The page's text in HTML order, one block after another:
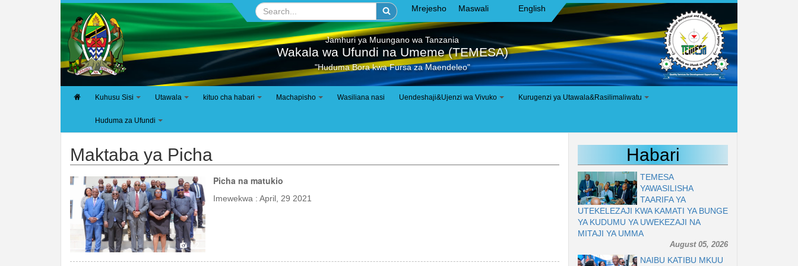
English
Maswali
Mrejesho
Jamhuri ya Muungano wa Tanzania
Wakala wa Ufundi na Umeme (TEMESA)
"Huduma Bora kwa Fursa za Maendeleo"
Kuhusu Sisi Utawala kituo cha habari Machapisho Wasiliana nasi Uendeshaji&Ujenzi wa Vivuko Kurugenzi ya Utawala&Rasilimaliwatu
+
Huduma za Ufundi
Maktaba ya Picha
12
Picha na matukio
Imewekwa : April, 29 2021
Habari
TEMESA
YAWASILISHA
TAARIFA YA
UTEKELEZAJI KWA KAMATI YA BUNGE
YA KUDUMU YA UWEKEZAJI NA
MITAJI YA UMMA
August 05, 2026
NAIBU KATIBU MKUU